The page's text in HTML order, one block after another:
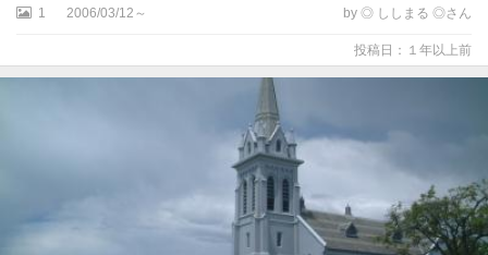
ン
ロ
1 2006/03/12～ by ◎ ししまる ◎さん
投稿日：１年以上前